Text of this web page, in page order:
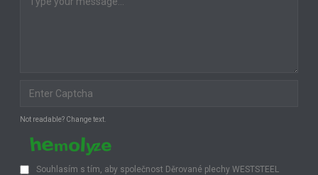
Not readable? Change text.
Souhlasím s tím, aby společnost Děrované plechy WESTSTEEL